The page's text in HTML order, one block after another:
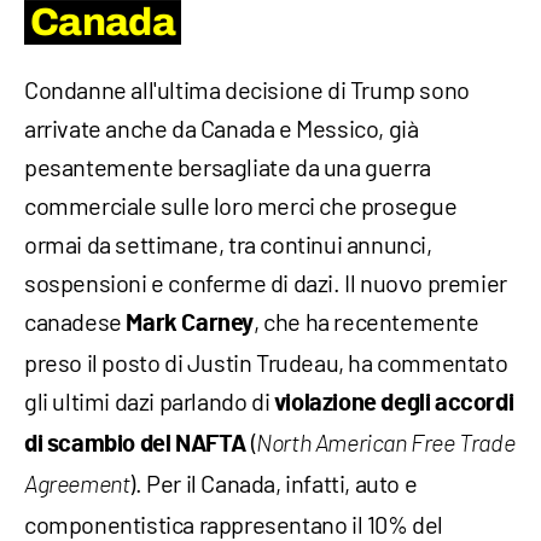
Canada
Condanne all'ultima decisione di Trump sono
arrivate anche da Canada e Messico, già
pesantemente bersagliate da una guerra
commerciale sulle loro merci che prosegue
ormai da settimane, tra continui annunci,
sospensioni e conferme di dazi. Il nuovo premier
canadese Mark Carney, che ha recentemente
preso il posto di Justin Trudeau, ha commentato
gli ultimi dazi parlando di violazione degli accordi
di scambio del NAFTA (North American Free Trade
Agreement). Per il Canada, infatti, auto e
componentistica rappresentano il 10% del